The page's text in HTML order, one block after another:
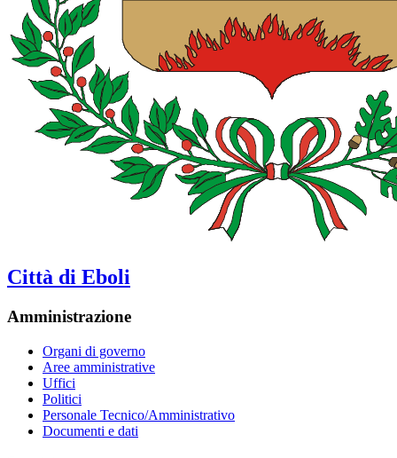
Città di Eboli
Amministrazione
Organi di governo
Aree amministrative
Uffici
Politici
Personale Tecnico/Amministrativo
Documenti e dati